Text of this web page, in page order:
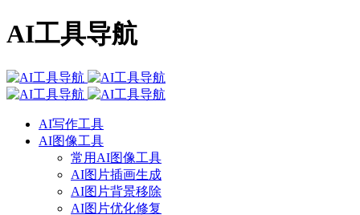
AI工具导航
AI写作工具
AI图像工具
常用AI图像工具
AI图片插画生成
AI图片背景移除
AI图片优化修复